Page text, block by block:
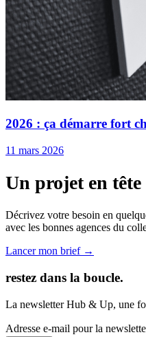
2026 : ça démarre fort
11 mars 2026
Un projet en tête
Décrivez votre besoin en
avec les bonnes agences du
Lancer mon brief →
restez dans la boucle.
La newsletter Hub & Up, une
Adresse e-mail pour la